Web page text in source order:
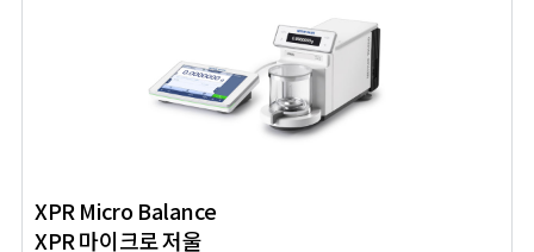
XPR Micro Balance
XPR 마이크로 저울